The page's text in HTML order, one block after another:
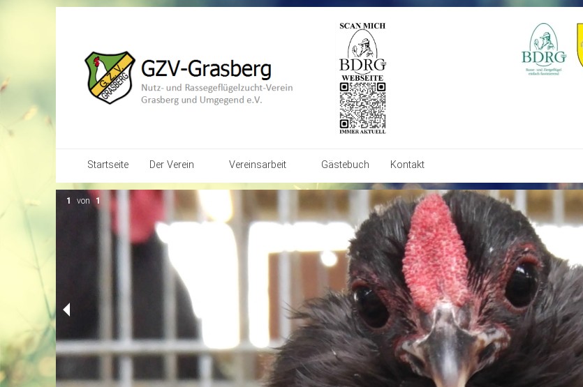
Startseite Der Verein
Vereins-Chronik
Vereinsstruktur
Vereins-Satzung
Vereinsarbeit
Kalender
Bilder-Galerien
Gästebuch Kontakt
1 von 1